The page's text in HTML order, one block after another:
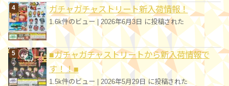
ガチャガチャストリート新入荷情報！
1.6k件のビュー| 2026年6月3日 に投稿された
■ガチャガチャストリートから新入荷情報で
す！！■
1.5k件のビュー | 2026年5月29日 に投稿された